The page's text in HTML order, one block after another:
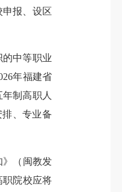
报、设区
中等职业
年福建省
制高职人
、专业备
（闽教发
职院校应将